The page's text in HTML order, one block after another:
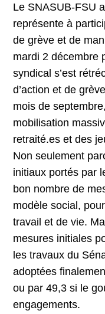
Le SNASUB-FSU
représente à
de grève et de
mardi 2 décembre
syndical s’est
d’action et de
mois de
mobilisation
retraité.es et des
Non seulement
initiaux portés par
bon nombre de
modèle social,
travail et de vie.
mesures initiales
les travaux du
adoptées
ou par 49,3 si le
engagements.